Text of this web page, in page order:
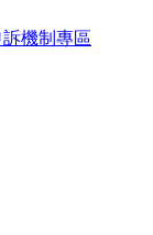
機制專區